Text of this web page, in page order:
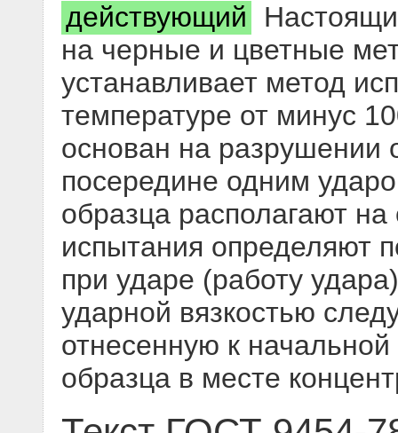
действующий
на черные и цветные
устанавливает метод
температуре от минус
основан на разрушении
посередине одним
образца располагают на
испытания определяют
при ударе (работу
ударной вязкостью
отнесенную к
образца в месте